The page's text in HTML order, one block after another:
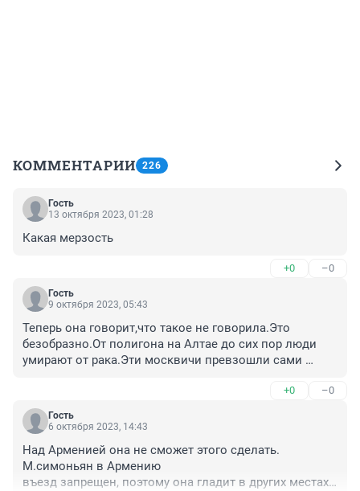
КОММЕНТАРИИ 226
Гость
13 октября 2023, 01:28
Какая мерзость
+0 –0
Гость
9 октября 2023, 05:43
Теперь она говорит,что такое не говорила.Это
безобразно.От полигона на Алтае до сих пор люди
умирают от рака.Эти москвичи превзошли сами
государство.Нужно так и сделать, отделить их от
народа и дать народу жить спокойно.Они ненавидят
народ эти небодители,а народ ненавидит этих
следственный комитет,если эта, зажравшаяся
дама,хочет уничтожить целый край.
+0 –0
Гость
6 октября 2023, 14:43
Над Арменией она не сможет этого сделать.
М.симоньян в Армению
въезд запрещен, поэтому она гладит в других местах.